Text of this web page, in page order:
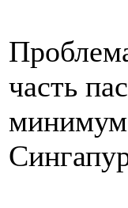
часть